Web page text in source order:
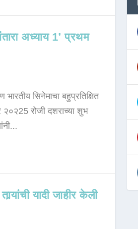
अध्याय 1’ प्रथम
सिनेमाचा बहुप्रतिक्षित
२०२25 रोजी दशराच्या शुभ
यादी जाहीर केली